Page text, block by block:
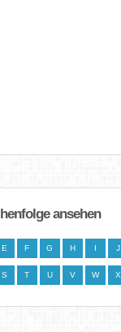
ansehen
E F G H I J
S T U V W X